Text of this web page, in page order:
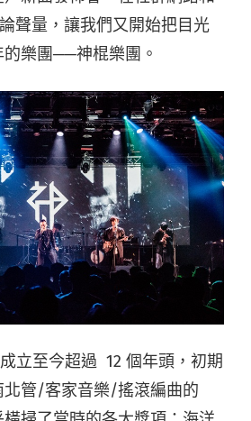
聲量，讓我們又開始把目光
樂團──神棍樂團。
立至今超過 12 個年頭，初期
北管/客家音樂/搖滾編曲的